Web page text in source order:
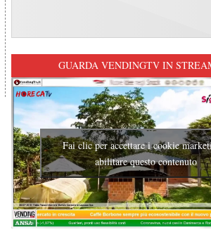
GUARDA VENDINGTV IN
Fai clic per accettare i cookie
abilitare questo contenuto